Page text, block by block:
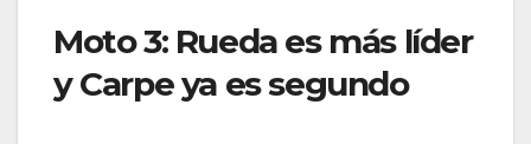
Moto 3: Rueda es más líder
y Carpe ya es segundo